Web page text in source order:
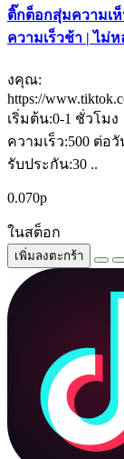
ติ๊กต็อกสุ่มความเห็
ความเร็วช้า | ไม่
งคุณ:
https://
เริ่มต้น:0-1 ชั่วโมง
ความเร็ว:500 ต่อวั
รับประกัน:30 ..
0.070р
ในสต็อก
เพิ่มลงตะกร้า